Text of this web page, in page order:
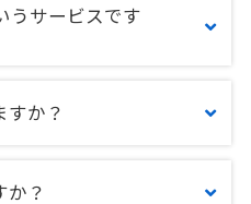
うサービスです
か？
か？